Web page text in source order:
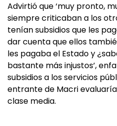
Advirtió que ‘muy pronto,
siempre criticaban a los
tenían subsidios que les
dar cuenta que ellos
les pagaba el Estado y
bastante más injustos’,
subsidios a los servicios
entrante de Macri
clase media.